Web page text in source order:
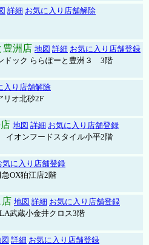
詳細 お気に入り店舗解除
豊洲店 地図 詳細 お気に入り店舗登録
ドック ららぽーと豊洲３ 3階
入り店舗解除
リオ北砂2F
地図 詳細 お気に入り店舗登録
オンフードスタイル小平2階
気に入り店舗登録
OX狛江店2階
店 地図 詳細 お気に入り店舗登録
武蔵小金井クロス3階
詳細 お気に入り店舗登録